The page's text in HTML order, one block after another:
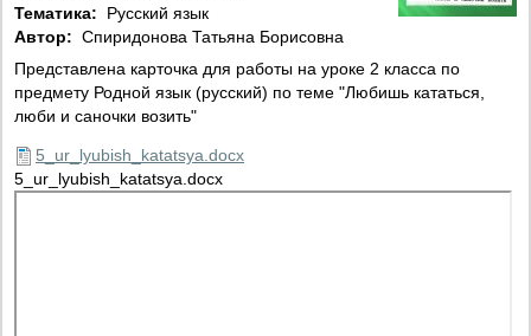
Тематика:
Русский язык
Автор: Спиридонова Татьяна Борисовна
Представлена карточка для работы на уроке 2 класса по
предмету Родной язык (русский) по теме "Любишь кататься,
люби и саночки возить"
5_ur_lyubish_katatsya.docx
5_ur_lyubish_katatsya.docx